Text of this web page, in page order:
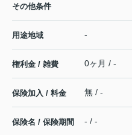
その他条件
用途地域 -
権利金 / 雑費 0ヶ月 / -
保険加入 / 料金 無 / -
保険名 / 保険期間 - / -